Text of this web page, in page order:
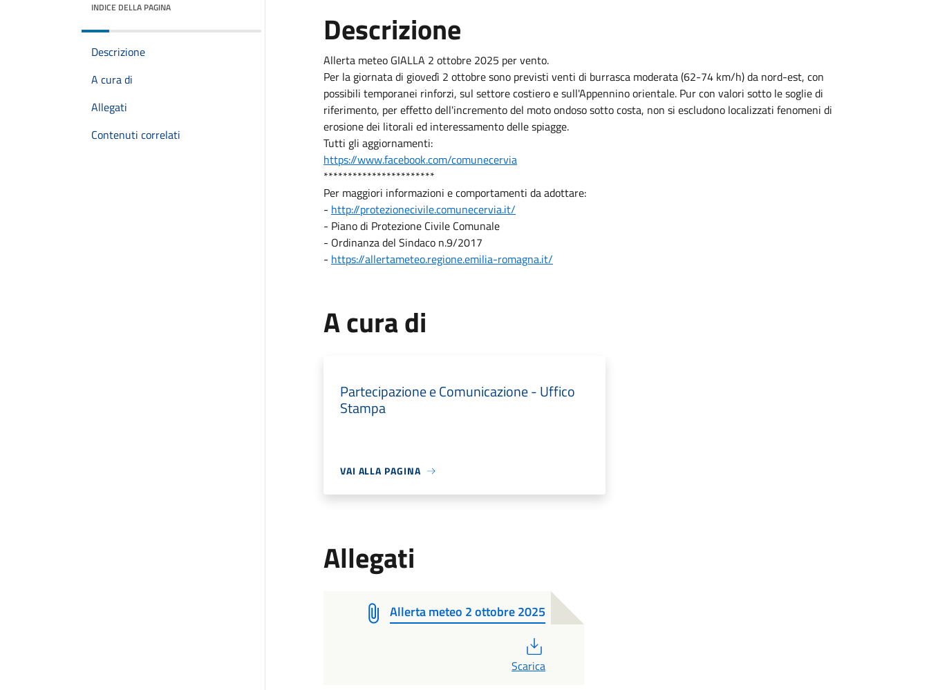
INDICE DELLA PAGINA
Descrizione
A cura di
Allegati
Contenuti correlati
Descrizione
Allerta meteo GIALLA 2 ottobre 2025 per vento.
Per la giornata di giovedì 2 ottobre sono previsti venti di burrasca moderata (62-74 km/h) da nord-est, con
possibili temporanei rinforzi, sul settore costiero e sull'Appennino orientale. Pur con valori sotto le soglie di
riferimento, per effetto dell'incremento del moto ondoso sotto costa, non si escludono localizzati fenomeni di
erosione dei litorali ed interessamento delle spiagge.
Tutti gli aggiornamenti:
https://www.facebook.com/comunecervia
***********************
Per maggiori informazioni e comportamenti da adottare:
- http://protezionecivile.comunecervia.it/
- Piano di Protezione Civile Comunale
- Ordinanza del Sindaco n.9/2017
- https://allertameteo.regione.emilia-romagna.it/
A cura di
Partecipazione e Comunicazione - Uffico
Stampa
VAI ALLA PAGINA
Allegati
Allerta meteo 2 ottobre 2025
Scarica